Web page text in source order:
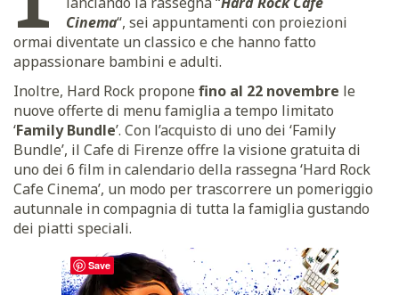
Cinema“, sei appuntamenti con proiezioni
ormai diventate un classico e che hanno fatto
appassionare bambini e adulti.
Inoltre, Hard Rock propone fino al 22 novembre le
nuove offerte di menu famiglia a tempo limitato
‘Family Bundle’. Con l’acquisto di uno dei ‘Family
Bundle’, il Cafe di Firenze offre la visione gratuita di
uno dei 6 film in calendario della rassegna ‘Hard Rock
Cafe Cinema’, un modo per trascorrere un pomeriggio
autunnale in compagnia di tutta la famiglia gustando
dei piatti speciali.
Save